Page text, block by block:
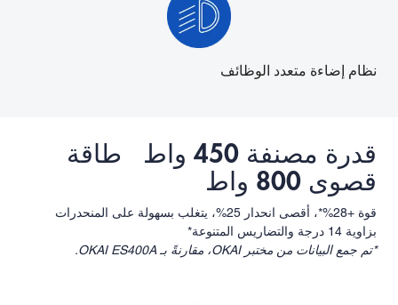
نظام إضاءة متعدد الوظائف
قدرة مصنفة 450 واط طاقة
قصوى 800 واط
قوة +28%*، أقصى انحدار 25%، يتغلب بسهولة على المنحدرات
بزاوية 14 درجة والتضاريس المتنوعة*
*تم جمع البيانات من مختبر OKAI، مقارنةً بـ OKAI ES400A.